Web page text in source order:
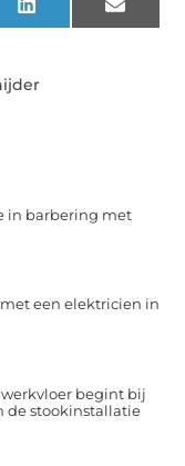
LinkedInEmail
in barbering met
een elektricien in
begint bij
de stookinstallatie